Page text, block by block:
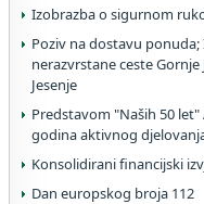
Izobrazba o sigurnom
Poziv na dostavu
nerazvrstane ceste
Jesenje
Predstavom "Naših 50 let"
godina aktivnog
Konsolidirani financijski
Dan europskog broja 112